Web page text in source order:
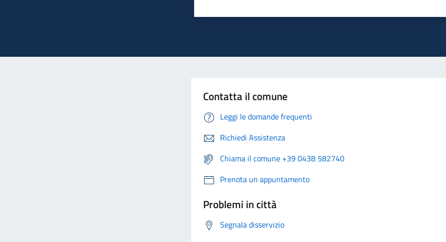
Contatta il comune
Leggi le domande frequenti
Richiedi Assistenza
Chiama il comune +39 0438 582740
Prenota un appuntamento
Problemi in città
Segnala disservizio